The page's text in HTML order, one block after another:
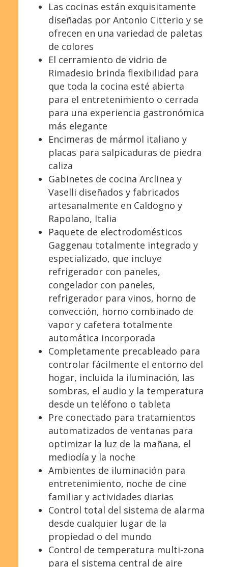
Las cocinas están exquisitamente
diseñadas por Antonio Citterio y se
ofrecen en una variedad de paletas
de colores
El cerramiento de vidrio de
Rimadesio brinda flexibilidad para
que toda la cocina esté abierta
para el entretenimiento o cerrada
para una experiencia gastronómica
más elegante
Encimeras de mármol italiano y
placas para salpicaduras de piedra
caliza
Gabinetes de cocina Arclinea y
Vaselli diseñados y fabricados
artesanalmente en Caldogno y
Rapolano, Italia
Paquete de electrodomésticos
Gaggenau totalmente integrado y
especializado, que incluye
refrigerador con paneles,
congelador con paneles,
refrigerador para vinos, horno de
convección, horno combinado de
vapor y cafetera totalmente
automática incorporada
Completamente precableado para
controlar fácilmente el entorno del
hogar, incluida la iluminación, las
sombras, el audio y la temperatura
desde un teléfono o tableta
Pre conectado para tratamientos
automatizados de ventanas para
optimizar la luz de la mañana, el
mediodía y la noche
Ambientes de iluminación para
entretenimiento, noche de cine
familiar y actividades diarias
Control total del sistema de alarma
desde cualquier lugar de la
propiedad o del mundo
Control de temperatura multi-zona
para el sistema central de aire